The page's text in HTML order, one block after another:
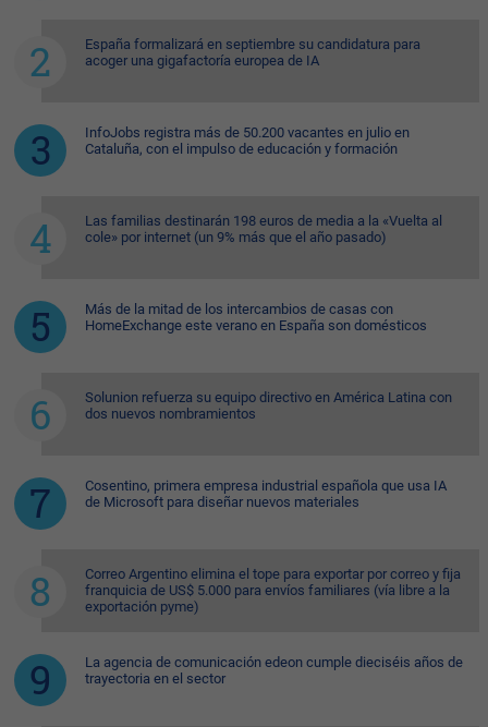
España formalizará en septiembre su candidatura para
acoger una gigafactoría europea de IA
InfoJobs registra más de 50.200 vacantes en julio en
Cataluña, con el impulso de educación y formación
Las familias destinarán 198 euros de media a la «Vuelta al
cole» por internet (un 9% más que el año pasado)
Más de la mitad de los intercambios de casas con
HomeExchange este verano en España son domésticos
Solunion refuerza su equipo directivo en América Latina con
dos nuevos nombramientos
Cosentino, primera empresa industrial española que usa IA
de Microsoft para diseñar nuevos materiales
Correo Argentino elimina el tope para exportar por correo y fija
franquicia de US$ 5.000 para envíos familiares (vía libre a la
exportación pyme)
La agencia de comunicación edeon cumple dieciséis años de
trayectoria en el sector